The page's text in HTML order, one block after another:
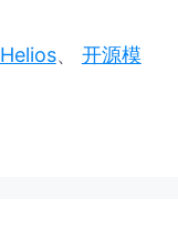
Helios、 开源模